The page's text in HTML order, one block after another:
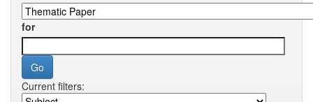
for
Current filters: